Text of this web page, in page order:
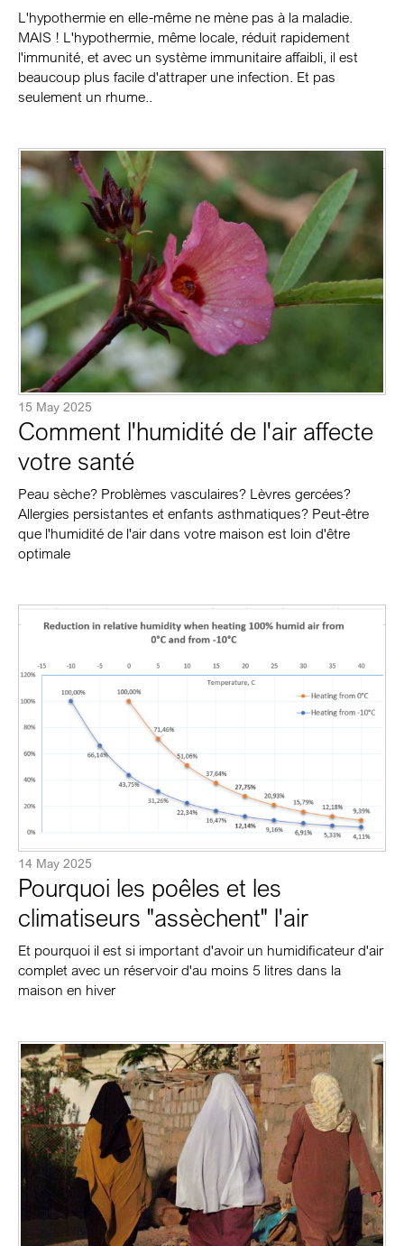
L'hypothermie en elle-même ne mène pas à la maladie.
MAIS ! L'hypothermie, même locale, réduit rapidement
l'immunité, et avec un système immunitaire affaibli, il est
beaucoup plus facile d'attraper une infection. Et pas
seulement un rhume..
15 May 2025
Comment l'humidité de l'air affecte
votre santé
Peau sèche? Problèmes vasculaires? Lèvres gercées?
Allergies persistantes et enfants asthmatiques? Peut-être
que l'humidité de l'air dans votre maison est loin d'être
optimale
14 May 2025
Pourquoi les poêles et les
climatiseurs "assèchent" l'air
Et pourquoi il est si important d'avoir un humidificateur d'air
complet avec un réservoir d'au moins 5 litres dans la
maison en hiver